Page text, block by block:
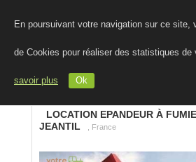
En poursuivant votre navigation sur ce site,
de Cookies pour réaliser des statistiques de
savoir plus Ok
LOCATION EPANDEUR À
JEANTIL
, France